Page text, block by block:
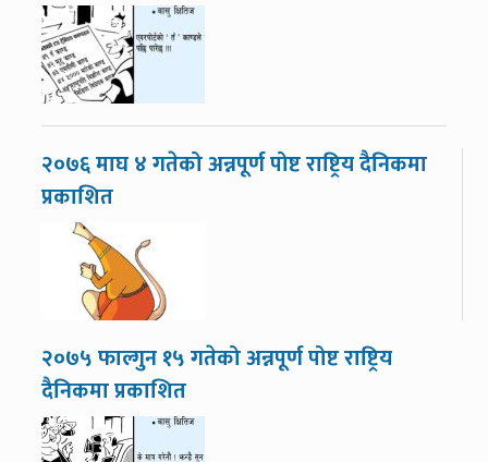
२०७६ माघ ४ गतेको अन्नपूर्ण पोष्ट राष्ट्रिय दैनिकमा
प्रकाशित
२०७५ फाल्गुन १५ गतेको अन्नपूर्ण पोष्ट राष्ट्रिय
दैनिकमा प्रकाशित